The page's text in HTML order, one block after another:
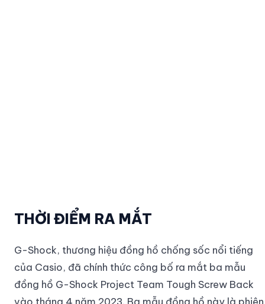
THỜI ĐIỂM RA MẮT
G-Shock, thương hiệu đồng hồ chống sốc nổi tiếng
của Casio, đã chính thức công bố ra mắt ba mẫu
đồng hồ G-Shock Project Team Tough Screw Back
vào tháng 4 năm 2023. Ba mẫu đồng hồ này là phiên